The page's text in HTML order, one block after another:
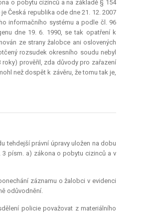
o pobytu cizinců a na základě § 154
Česká republika ode dne 21. 12. 2007
informačního systému a podle čl. 96
dne 19. 6. 1990, se tak opatření k
ze strany žalobce ani oslovených
rozsudek okresního soudu nebyl
prověřil, zda důvody pro zařazení
než dospět k závěru, že tomu tak je,
tehdejší právní úpravy uložen na dobu
písm. a) zákona o pobytu cizinců a v
záznamu o žalobci v evidenci
odůvodnění.
policie považovat z materiálního